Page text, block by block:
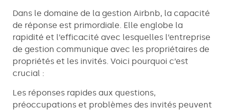
Dans le domaine de la gestion Airbnb, la capacité
de réponse est primordiale. Elle englobe la
rapidité et l’efficacité avec lesquelles l’entreprise
de gestion communique avec les propriétaires de
propriétés et les invités. Voici pourquoi c’est
crucial :
Les réponses rapides aux questions,
préoccupations et problèmes des invités peuvent